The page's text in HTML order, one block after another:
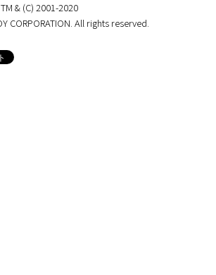
& (C) 2001-2020
CORPORATION. All rights reserved.